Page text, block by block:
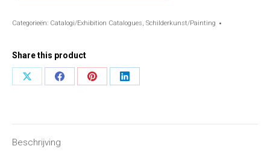
Categorieën: Catalogi/Exhibition Catalogues, Schilderkunst/Painting
Share this product
Share
Share
Share
Share
Beschrijving